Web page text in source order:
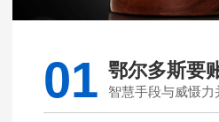
01 鄂尔多斯要
智慧手段与威慑